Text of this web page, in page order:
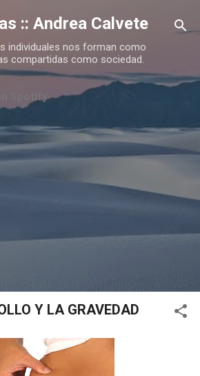
al contenido principal
:: Andrea Calvete
individuales nos forman como
compartidas como sociedad.
Spotify
Y LA GRAVEDAD